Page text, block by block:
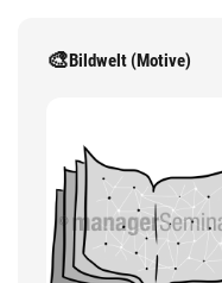
🎨Bildwelt (Motive)